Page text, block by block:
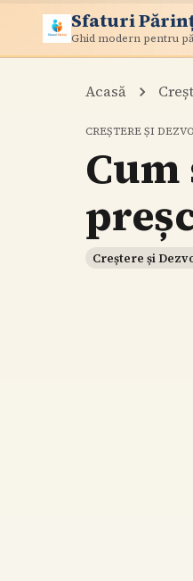
Sfaturi
Ghid modern pentru
Acasă
CREȘTERE ȘI
Creștere și